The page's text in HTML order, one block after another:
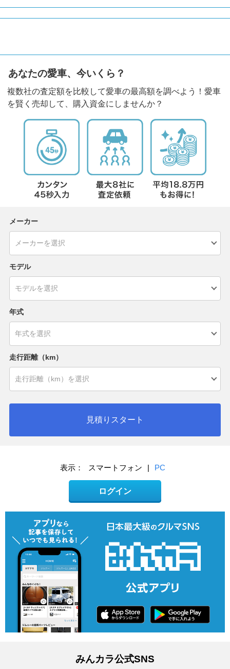
あなたの愛車、今いくら？
複数社の査定額を比較して愛車の最高額を調べよう！愛車
を賢く売却して、購入資金にしませんか？
メーカー
モデル
年式
走行距離（km）
見積りスタート
表示： スマートフォン | PC
ログイン
みんカラ公式SNS